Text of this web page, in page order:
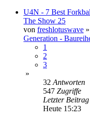
U4N - 7 Best
The Show 25
von freshlotuswave »
Generation -
1
2
3
»
32 Antworten
547 Zugriffe
Letzter Beitrag
Heute 15:23